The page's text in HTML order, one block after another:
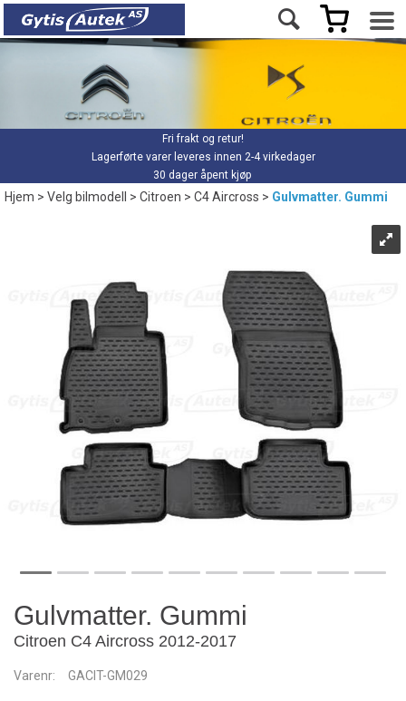
Fri frakt og retur!
Lagerførte varer leveres innen 2-4 virkedager
30 dager åpent kjøp
Hjem>Velg bilmodell >Citroen>C4 Aircross>Gulvmatter. Gummi
Gulvmatter. Gummi
Citroen C4 Aircross 2012-2017
Varenr: GACIT-GM029